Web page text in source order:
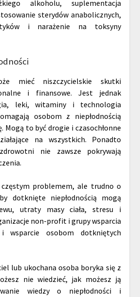
alkoholu, suplementacja
sterydów anabolicznych,
i narażenie na toksyny
mieć niszczycielskie skutki
i finansowe. Jest jednak
leki, witaminy i technologia
osobom z niepłodnością
Mogą to być drogie i czasochłonne
na wszystkich. Ponadto
nie zawsze pokrywają
częstym problemem, ale trudno o
dotknięte niepłodnością mogą
utraty masy ciała, stresu i
non-profit i grupy wsparcia
wsparcie osobom dotkniętych
lub ukochana osoba boryka się z
nie wiedzieć, jak możesz ją
wiedzy o niepłodności i